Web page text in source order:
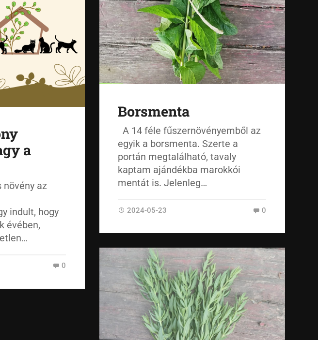
a
növény az
indult, hogy
évében,
0
Borsmenta
A 14 féle fűszernövényemből az
egyik a borsmenta. Szerte a
portán megtalálható, tavaly
kaptam ajándékba marokkói
mentát is. Jelenleg…
2024-05-23 0